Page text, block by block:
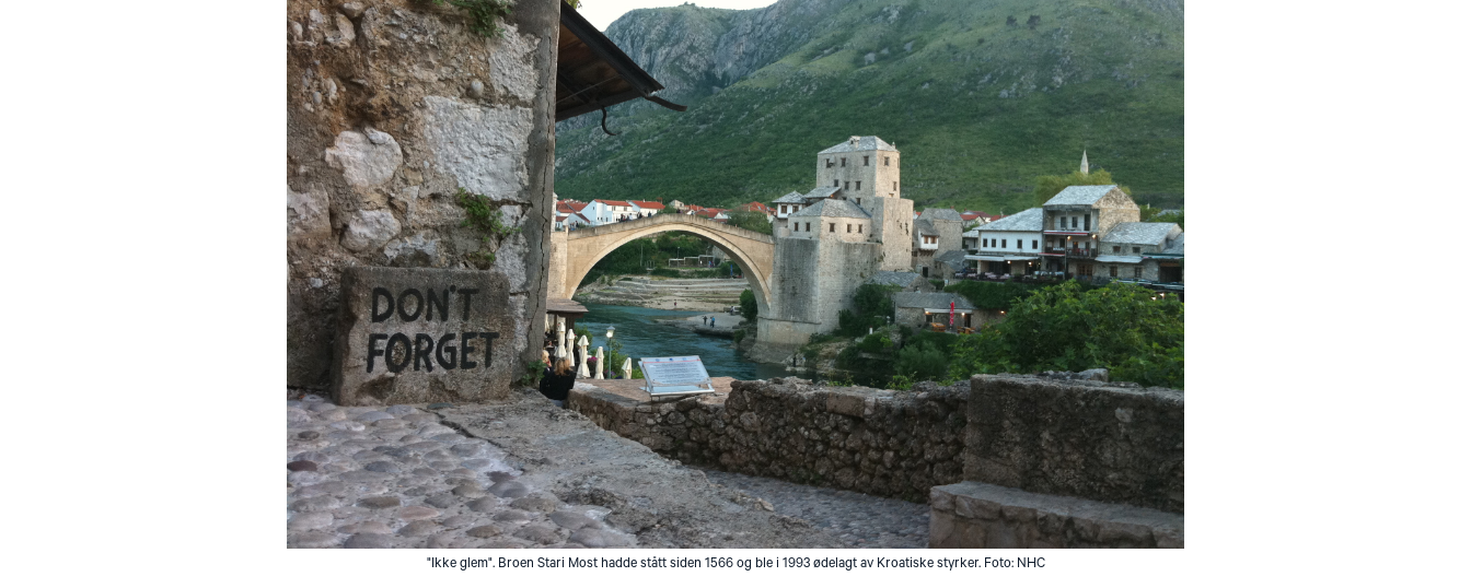
"Ikke glem". Broen Stari Most hadde stått siden 1566 og ble i 1993 ødelagt av Kroatiske styrker. Foto: NHC